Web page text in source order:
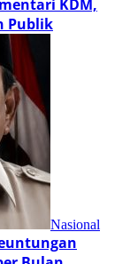
KDM,
Publik
Nasional